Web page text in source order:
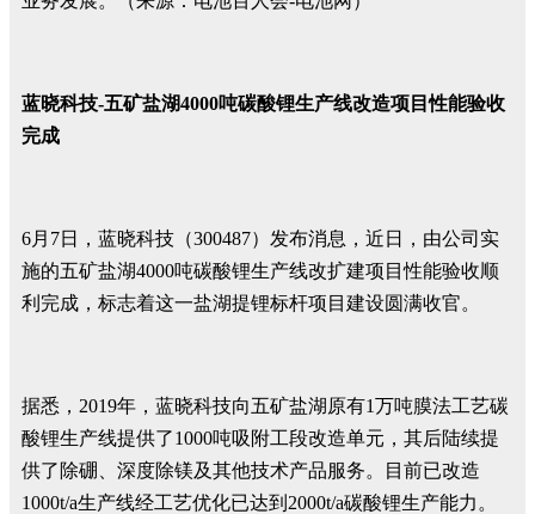
蓝晓科技-五矿盐湖4000吨碳酸锂生产线改造项目性能验收
完成
6月7日，蓝晓科技（300487）发布消息，近日，由公司实
施的五矿盐湖4000吨碳酸锂生产线改扩建项目性能验收顺
利完成，标志着这一盐湖提锂标杆项目建设圆满收官。
据悉，2019年，蓝晓科技向五矿盐湖原有1万吨膜法工艺碳
酸锂生产线提供了1000吨吸附工段改造单元，其后陆续提
供了除硼、深度除镁及其他技术产品服务。目前已改造
1000t/a生产线经工艺优化已达到2000t/a碳酸锂生产能力。